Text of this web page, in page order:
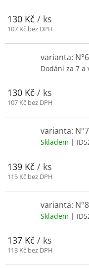
130 Kč / ks
107 Kč bez DPH
varianta: N°6
Dodání za 7 a
130 Kč / ks
107 Kč bez DPH
varianta: N°7
Skladem |
139 Kč / ks
115 Kč bez DPH
varianta: N°8
Skladem |
137 Kč / ks
113 Kč bez DPH